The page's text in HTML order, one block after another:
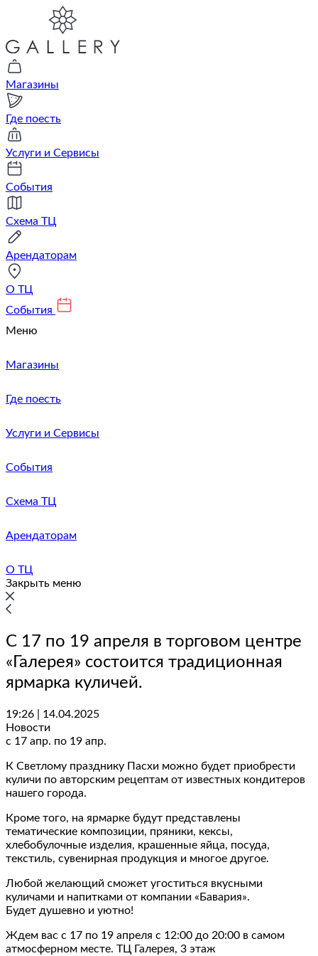
Магазины
Где поесть
Услуги и Сервисы
События
Схема ТЦ
Арендаторам
О ТЦ
События
Меню
Магазины
Где поесть
Услуги и Сервисы
События
Схема ТЦ
Арендаторам
О ТЦ
Закрыть меню
С 17 по 19 апреля в торговом центре
«Галерея» состоится традиционная
ярмарка куличей.
19:26 | 14.04.2025
Новости
с 17 апр. по 19 апр.
К Светлому празднику Пасхи можно будет приобрести
куличи по авторским рецептам от известных кондитеров
нашего города.
Кроме того, на ярмарке будут представлены
тематические композиции, пряники, кексы,
хлебобулочные изделия, крашенные яйца, посуда,
текстиль, сувенирная продукция и многое другое.
Любой желающий сможет угоститься вкусными
куличами и напитками от компании «Бавария».
Будет душевно и уютно!
Ждем вас с 17 по 19 апреля с 12:00 до 20:00 в самом
атмосферном месте. ТЦ Галерея, 3 этаж